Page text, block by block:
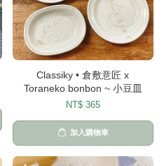
Classiky • 倉敷意匠 x
Toraneko bonbon ~ 小豆皿
NT$ 365
加入購物車